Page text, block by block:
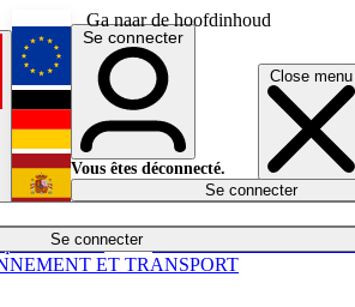
Ga naar de hoofdinhoud
Close menu
Se connecter
Économie
English
Deutsch
Español
Se connecter
Vous êtes déconnecté.
Se connecter
ET TRANSPORT